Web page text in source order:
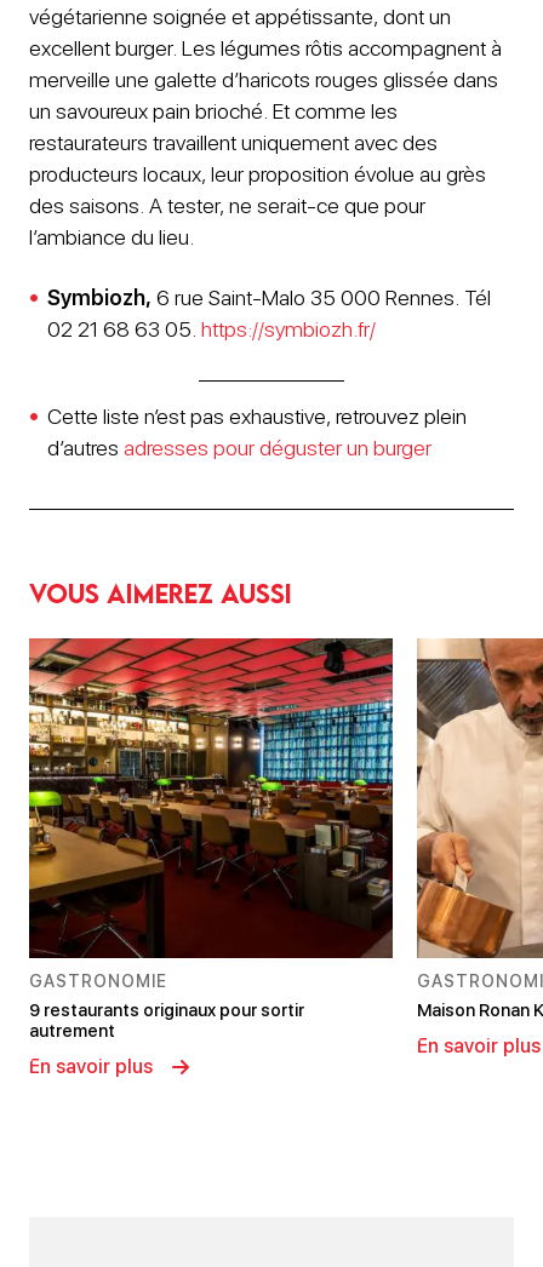
végétarienne soignée et appétissante, dont un
excellent burger. Les légumes rôtis accompagnent à
merveille une galette d’haricots rouges glissée dans
un savoureux pain brioché. Et comme les
restaurateurs travaillent uniquement avec des
producteurs locaux, leur proposition évolue au grès
des saisons. A tester, ne serait-ce que pour
l’ambiance du lieu.
Symbiozh, 6 rue Saint-Malo 35 000 Rennes. Tél
02 21 68 63 05. https://symbiozh.fr/
Cette liste n’est pas exhaustive, retrouvez plein
d’autres adresses pour déguster un burger
Vous aimerez aussi
GASTRONOMIE
9 restaurants originaux pour sortir
autrement
En savoir plus
Maison Ronan
En savoir plus